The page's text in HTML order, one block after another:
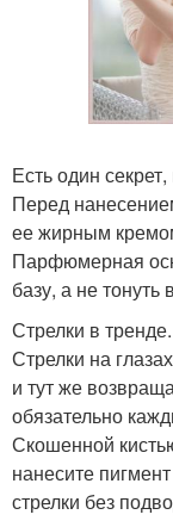
Есть один
Перед
ее жирным
Парфюмерная
базу, а не тонуть
Стрелки в тренде.
Стрелки на
и тут же
обязательно
Скошенной
нанесите
стрелки без